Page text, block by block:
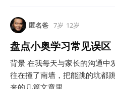
匿名爸 7岁 12岁
盘点小奥学习常见误区
背景 在我每天与家长的沟通中
往在撞了南墙，把能跳的坑都
来的几篇文章里，...